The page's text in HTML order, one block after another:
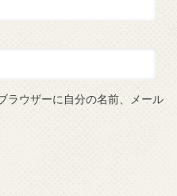
ラウザーに自分の名前、メール